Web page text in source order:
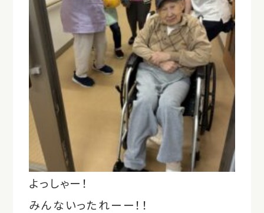
よっしゃー！
みんないったれーー！！